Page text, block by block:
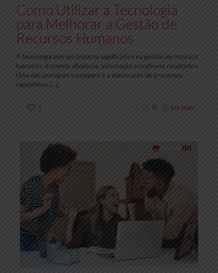
Como Utilizar a Tecnologia
para Melhorar a Gestão de
Recursos Humanos
A tecnologia tem um impacto significativo na gestão de recursos
humanos, trazendo eficiência, automação e melhores resultados.
Uma das principais vantagens é a automação de processos
repetitivos, […]
3 0 Ler mais